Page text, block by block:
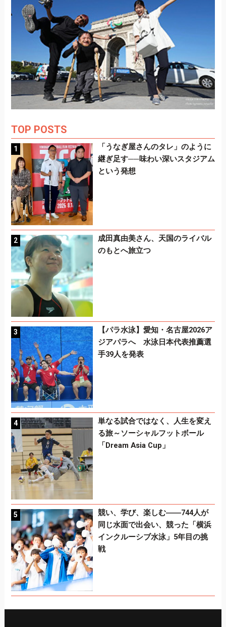
TOP POSTS
「うなぎ屋さんのタレ」のように
継ぎ足す──味わい深いスタジアム
という発想
成田真由美さん、天国のライバル
のもとへ旅立つ
【パラ水泳】愛知・名古屋2026ア
ジアパラへ 水泳日本代表推薦選
手39人を発表
単なる試合ではなく、人生を変え
る旅～ソーシャルフットボール
「Dream Asia Cup」
競い、学び、楽しむ――744人が
同じ水面で出会い、競った「横浜
インクルーシブ水泳」5年目の挑
戦